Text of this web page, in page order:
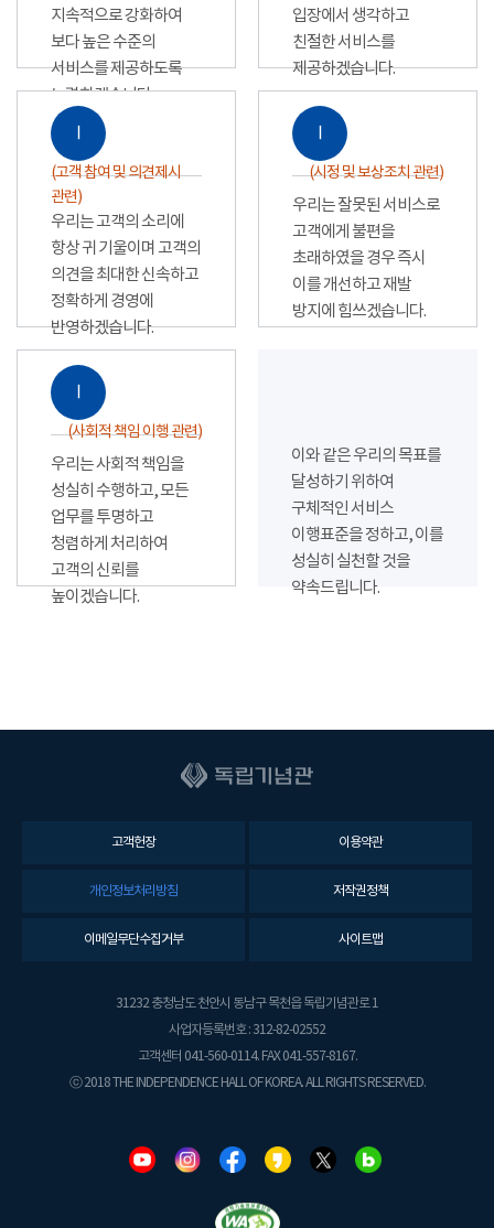
지속적으로 강화하여
보다 높은 수준의
서비스를 제공하도록
노력하겠습니다.
입장에서 생각하고
친절한 서비스를
제공하겠습니다.
Ⅰ
(고객 참여 및 의견제시
관련)
우리는 고객의 소리에
항상 귀 기울이며 고객의
의견을 최대한 신속하고
정확하게 경영에
반영하겠습니다.
Ⅰ
(시정 및 보상조치 관련)
우리는 잘못된 서비스로
고객에게 불편을
초래하였을 경우 즉시
이를 개선하고 재발
방지에 힘쓰겠습니다.
Ⅰ
(사회적 책임 이행 관련)
우리는 사회적 책임을
성실히 수행하고, 모든
업무를 투명하고
청렴하게 처리하여
고객의 신뢰를
높이겠습니다.
이와 같은 우리의 목표를
달성하기 위하여
구체적인 서비스
이행표준을 정하고, 이를
성실히 실천할 것을
약속드립니다.
고객헌장 이용약관
개인정보처리방침 저작권정책
이메일무단수집거부 사이트맵
31232 충청남도 천안시 동남구 목천읍 독립기념관로 1
사업자등록번호 : 312-82-02552
고객센터 041-560-0114. FAX 041-557-8167.
ⓒ 2018 THE INDEPENDENCE HALL OF KOREA. ALL RIGHTS RESERVED.